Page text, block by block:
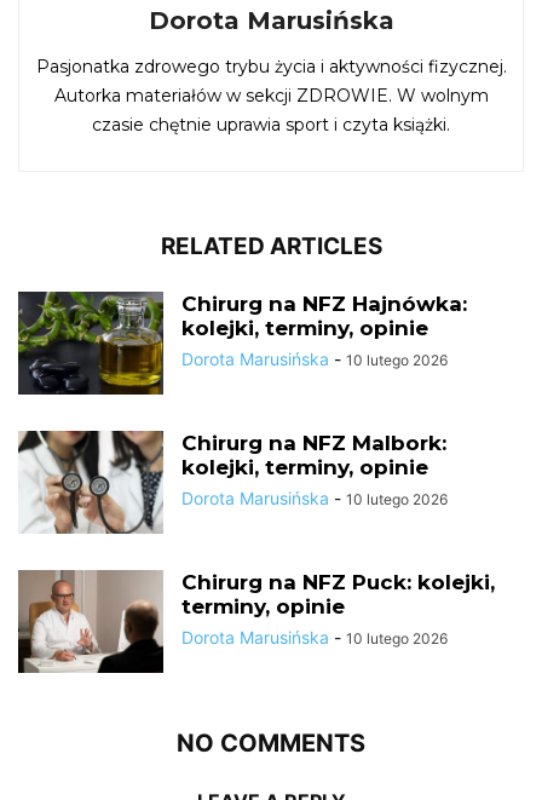
Dorota Marusińska
Pasjonatka zdrowego trybu życia i aktywności fizycznej.
Autorka materiałów w sekcji ZDROWIE. W wolnym
czasie chętnie uprawia sport i czyta książki.
RELATED ARTICLES
Chirurg na NFZ Hajnówka:
kolejki, terminy, opinie
Dorota Marusińska - 10 lutego 2026
Chirurg na NFZ Malbork:
kolejki, terminy, opinie
Dorota Marusińska - 10 lutego 2026
Chirurg na NFZ Puck: kolejki,
terminy, opinie
Dorota Marusińska - 10 lutego 2026
NO COMMENTS